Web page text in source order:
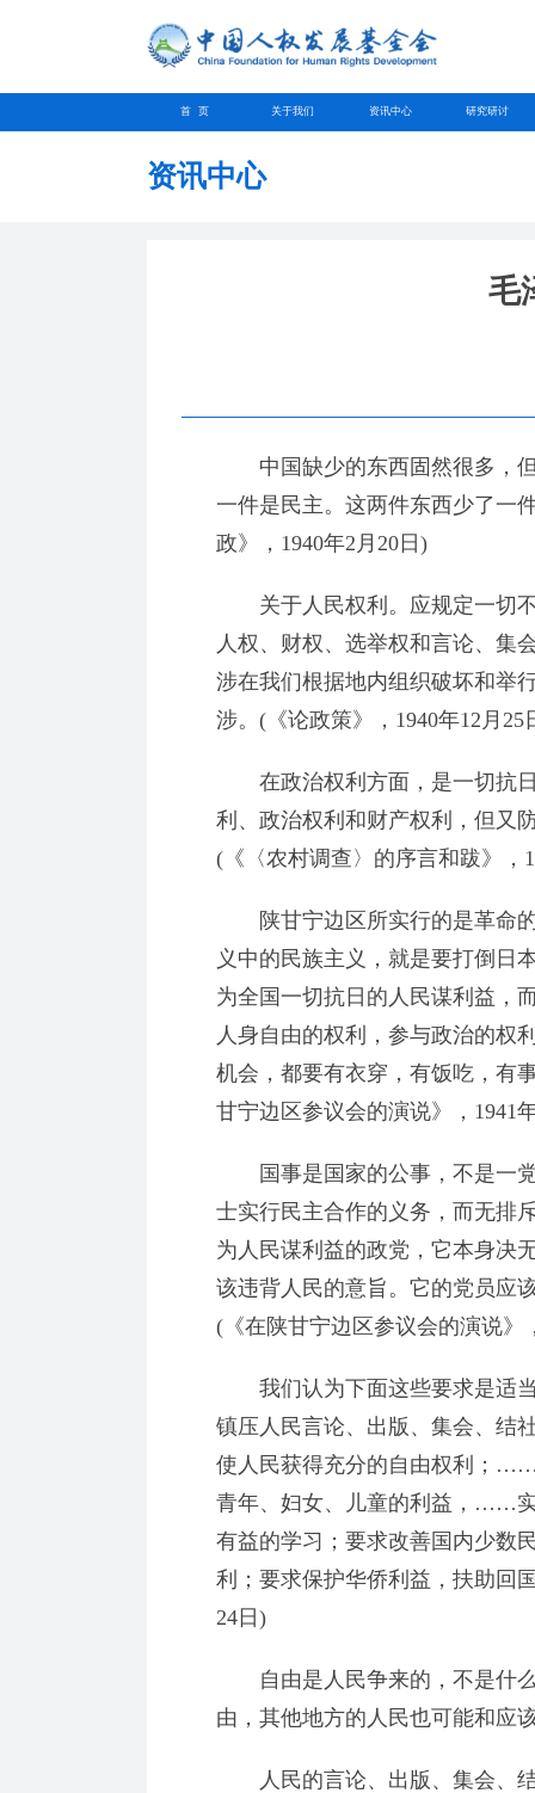
首 页 关于我们 资讯中心 研究研讨
资讯中心
毛
中国缺少的东西固然很多，但
一件是民主。这两件东西少了一
政》，1940年2月20日)
关于人民权利。应规定一切不
人权、财权、选举权和言论、集
涉在我们根据地内组织破坏和举
涉。(《论政策》，1940年12月25
在政治权利方面，是一切抗日
利、政治权利和财产权利，但又
(《〈农村调查〉的序言和跋》，
陕甘宁边区所实行的是革命
义中的民族主义，就是要打倒日
为全国一切抗日的人民谋利益，
人身自由的权利，参与政治的权
机会，都要有衣穿，有饭吃，有
甘宁边区参议会的演说》，1941
国事是国家的公事，不是一党
士实行民主合作的义务，而无排
为人民谋利益的政党，它本身决
该违背人民的意旨。它的党员应
(《在陕甘宁边区参议会的演说》
我们认为下面这些要求是适
镇压人民言论、出版、集会、结
使人民获得充分的自由权利；
青年、妇女、儿童的利益，……
有益的学习；要求改善国内少数
利；要求保护华侨利益，扶助回
24日)
自由是人民争来的，不是什么
由，其他地方的人民也可能和应
人民的言论、出版、集会、结